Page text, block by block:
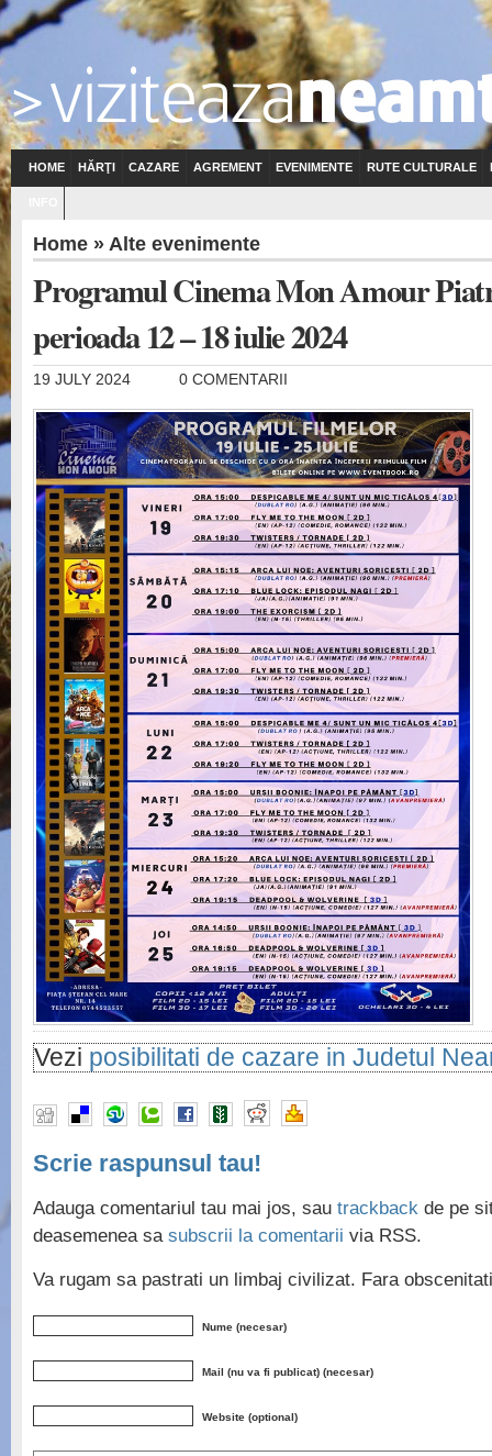
HOME HĂRŢI CAZARE AGREMENT EVENIMENTE RUTE CULTURALE
Home » Alte evenimente
Programul Cinema Mon Amour
perioada 12 – 18 iulie 2024
19 JULY 2024 0 COMENTARII
Vezi posibilitati de cazare in Judetul
Scrie raspunsul tau!
Adauga comentariul tau mai jos, sau trackback de pe
deasemenea sa subscrii la comentarii via RSS.
Va rugam sa pastrati un limbaj civilizat. Fara
Nume (necesar)
Mail (nu va fi publicat) (necesar)
Website (optional)